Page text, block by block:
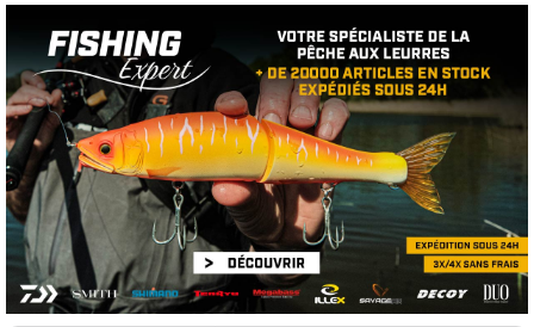
une certaine aisance durant vos recherches. Nos bas de ligne
conviennent aussi bien aux amateurs qu'aux professionnels de la
pêche à la ligne, peu importe le niveau et la fréquence des vagues.